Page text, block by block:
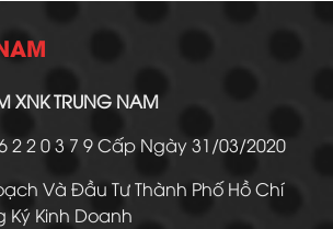
XNK TRUNG NAM
2 2 0 3 7 9 Cấp Ngày 31/03/2020
Và Đầu Tư Thành Phố Hồ Chí
Kinh Doanh